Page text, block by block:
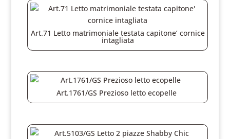
Art.71 Letto matrimoniale testata capitone’ cornice
intagliata
Art.1761/GS Prezioso letto ecopelle